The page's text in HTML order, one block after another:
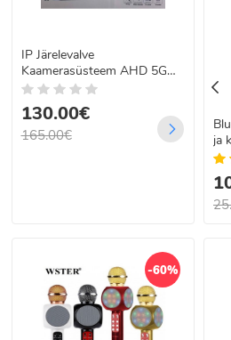
IP Järelevalve
Kaamerasüsteem AHD 5G
4tk Salvestusega
130.00€
165.00€
ja
-60%